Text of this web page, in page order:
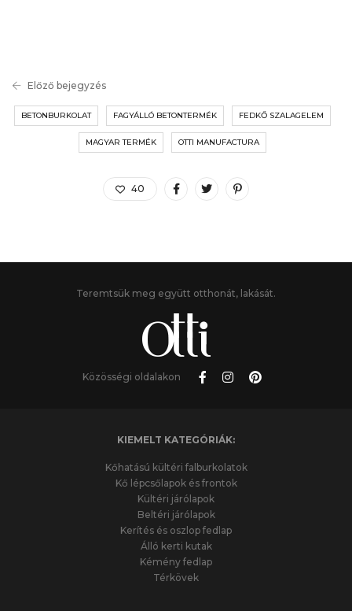
Előző bejegyzés
BETONBURKOLAT FAGYÁLLÓ BETONTERMÉK FEDKŐ SZALAGELEM
MAGYAR TERMÉK OTTI MANUFACTURA
40
Teremtsük meg együtt otthonát, lakását.
Közösségi oldalakon
KIEMELT KATEGÓRIÁK:
Kőhatású kültéri falburkolatok
Kő lépcsőlapok és frontok
Kültéri járólapok
Beltéri járólapok
Kerítés és oszlop fedlap
Álló kerti kutak
Kémény fedlap
Térkövek